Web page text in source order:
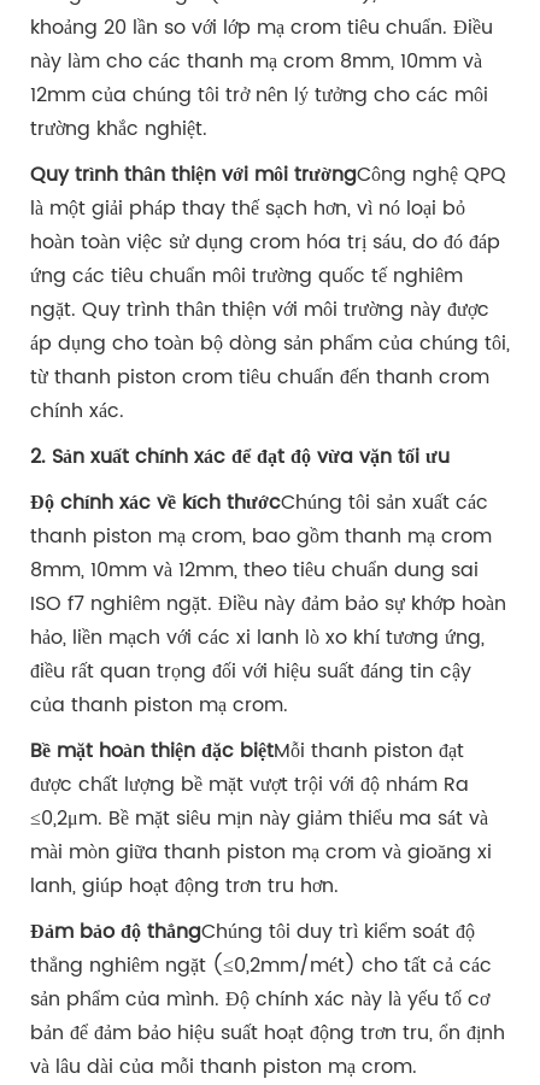
khoảng 20 lần so với lớp mạ crom tiêu chuẩn. Điều
này làm cho các thanh mạ crom 8mm, 10mm và
12mm của chúng tôi trở nên lý tưởng cho các môi
trường khắc nghiệt.
Quy trình thân thiện với môi trườngCông nghệ QPQ
là một giải pháp thay thế sạch hơn, vì nó loại bỏ
hoàn toàn việc sử dụng crom hóa trị sáu, do đó đáp
ứng các tiêu chuẩn môi trường quốc tế nghiêm
ngặt. Quy trình thân thiện với môi trường này được
áp dụng cho toàn bộ dòng sản phẩm của chúng tôi,
từ thanh piston crom tiêu chuẩn đến thanh crom
chính xác.
2. Sản xuất chính xác để đạt độ vừa vặn tối ưu
Độ chính xác về kích thướcChúng tôi sản xuất các
thanh piston mạ crom, bao gồm thanh mạ crom
8mm, 10mm và 12mm, theo tiêu chuẩn dung sai
ISO f7 nghiêm ngặt. Điều này đảm bảo sự khớp hoàn
hảo, liền mạch với các xi lanh lò xo khí tương ứng,
điều rất quan trọng đối với hiệu suất đáng tin cậy
của thanh piston mạ crom.
Bề mặt hoàn thiện đặc biệtMỗi thanh piston đạt
được chất lượng bề mặt vượt trội với độ nhám Ra
≤0,2μm. Bề mặt siêu mịn này giảm thiểu ma sát và
mài mòn giữa thanh piston mạ crom và gioăng xi
lanh, giúp hoạt động trơn tru hơn.
Đảm bảo độ thẳngChúng tôi duy trì kiểm soát độ
thẳng nghiêm ngặt (≤0,2mm/mét) cho tất cả các
sản phẩm của mình. Độ chính xác này là yếu tố cơ
bản để đảm bảo hiệu suất hoạt động trơn tru, ổn định
và lâu dài của mỗi thanh piston mạ crom.